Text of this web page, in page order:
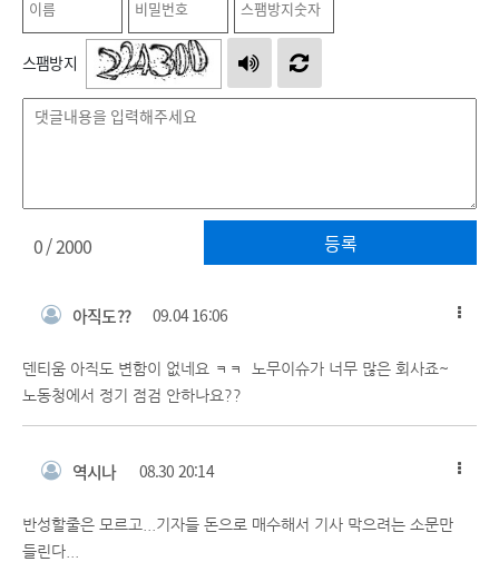
스팸방지
등록
0/ 2000
아직도?? 09.04 16:06
덴티움 아직도 변함이 없네요 ㅋㅋ 노무이슈가 너무 많은 회사죠~
노동청에서 정기 점검 안하나요??
역시나 08.30 20:14
반성할줄은 모르고...기자들 돈으로 매수해서 기사 막으려는 소문만
들린다...